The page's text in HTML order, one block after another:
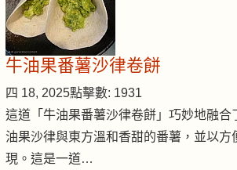
牛油果番薯沙律卷餅
四 18, 2025點擊數: 1931
這道「牛油果番薯沙律卷餅」巧妙地融合
油果沙律與東方溫和香甜的番薯，並以方
現。這是一道…